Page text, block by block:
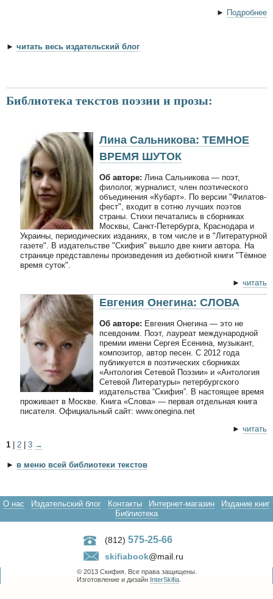
► Подробнее
► читать весь издательский блог
Библиотека текстов поэзии и прозы:
Лина Сальникова: ТЕМНОЕ
ВРЕМЯ ШУТОК
Об авторе: Лина Сальникова — поэт,
филолог, журналист, член поэтического
объединения «Кубарт». По версии "Филатов-
фест", входит в сотню лучших поэтов
страны. Стихи печатались в сборниках
Москвы, Санкт-Петербурга, Краснодара и
Украины, периодических изданиях, в том числе и в "Литературной
газете". В издательстве "Скифия" вышло две книги автора. На
странице представлены произведения из дебютной книги "Тёмное
время суток".
► читать
Евгения Онегина: СЛОВА
Об авторе: Евгения Онегина — это не
псевдоним. Поэт, лауреат международной
премии имени Сергея Есенина, музыкант,
композитор, автор песен. С 2012 года
публикуется в поэтических сборниках
«Антология Сетевой Поэзии» и «Антология
Сетевой Литературы» петербургского
издательства “Скифия”. В настоящее время
проживает в Москве. Книга «Слова» — первая отдельная книга
писателя. Официальный сайт: www.onegina.net
► читать
1
2 3 →
► в меню всей библиотеки текстов
О нас Издательский блог Контакты Интернет-магазин
Издание книг
Библиотека
(812) 575-25-66
skifiabook@mail.ru
© 2013 Скифия. Все права защищены.
Изготовление и дизайн InterSkifia.